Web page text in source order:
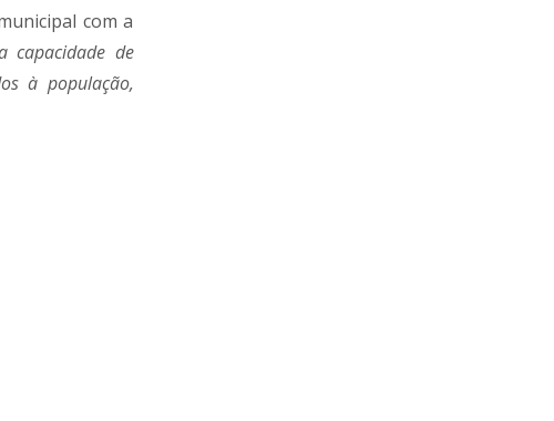
com a
capacidade de
à população,